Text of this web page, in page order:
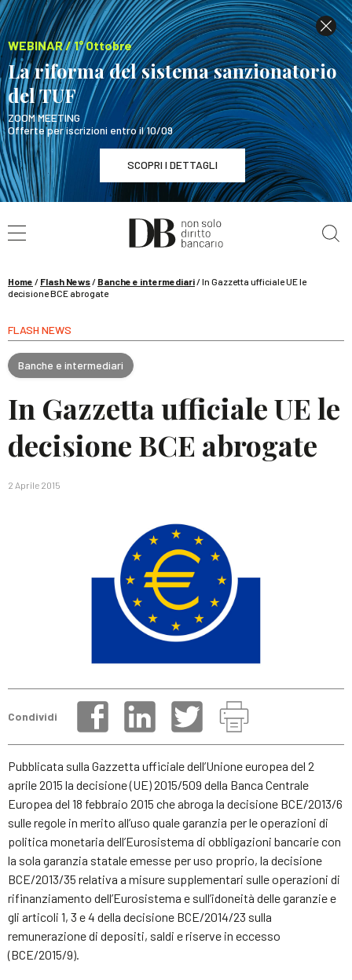
WEBINAR / 1° Ottobre
La riforma del sistema sanzionatorio
del TUF
ZOOM MEETING
Offerte per iscrizioni entro il 10/09
SCOPRI I DETTAGLI
WEBINAR / 1° Ottobre
La riforma del sistema sanzionatorio del TUF
Home / Flash News/ Banche e intermediari/In Gazzetta ufficiale UE le
decisione BCE abrogate
FLASH NEWS
Banche e intermediari
In Gazzetta ufficiale UE le
decisione BCE abrogate
2 Aprile 2015
Condividi
Pubblicata sulla Gazzetta ufficiale dell’Unione europea del 2
aprile 2015 la decisione (UE) 2015/509 della Banca Centrale
Europea del 18 febbraio 2015 che abroga la decisione BCE/2013/6
sulle regole in merito all’uso quale garanzia per le operazioni di
politica monetaria dell’Eurosistema di obbligazioni bancarie con
la sola garanzia statale emesse per uso proprio, la decisione
BCE/2013/35 relativa a misure supplementari sulle operazioni di
rifinanziamento dell’Eurosistema e sull’idoneità delle garanzie e
gli articoli 1, 3 e 4 della decisione BCE/2014/23 sulla
remunerazione di depositi, saldi e riserve in eccesso
(BCE/2015/9).